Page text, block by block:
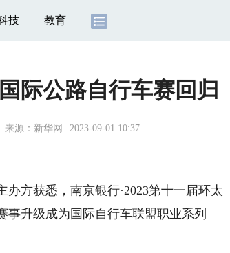
技 教育
际公路自行车赛回归
来源： 新华网 2023-09-01 10:37
方获悉，南京银行·2023第十一届环太
升级成为国际自行车联盟职业系列